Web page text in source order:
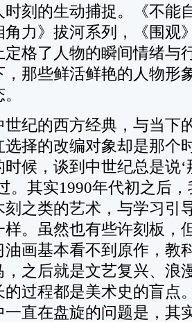
时刻的生动捕捉。《不能
角力》拔河系列，《围观
定格了人物的瞬间情绪与
，那些鲜活鲜艳的人物形
的西方经典，与当下
择的改编对象却是那个
候，谈到中世纪总是说
。其实1990年代初之后
刻之类的艺术，与学习引
样。虽然也有些许刻板，
油画基本看不到原作，教
，之后就是文艺复兴、浪
的过程都是美术史的盲点
一直在盘旋的问题是，其